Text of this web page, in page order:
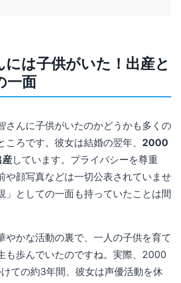
には子供がいた！出産と
一面
さんに子供がいたのかどうかも多くの
ころです。彼女は結婚の翌年、 2000
産しています。プライバシーを尊重
や顔写真などは一切公表されていませ
」としての一面も持っていたことは間
やかな活動の裏で、一人の子供を育て
も歩んでいたのですね。実際、2000
ての約3年間、彼女は声優活動を休